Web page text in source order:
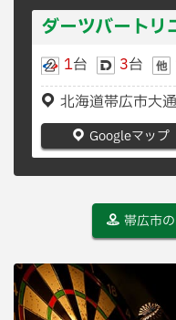
ダーツバートリ
1台 3台
北海道帯広市大
Googleマップ
帯広市